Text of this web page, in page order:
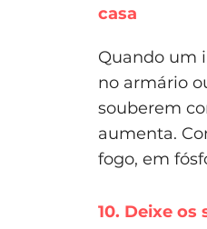
casa
Quando um
no armário
souberem
aumenta.
fogo, em
10. Deixe os